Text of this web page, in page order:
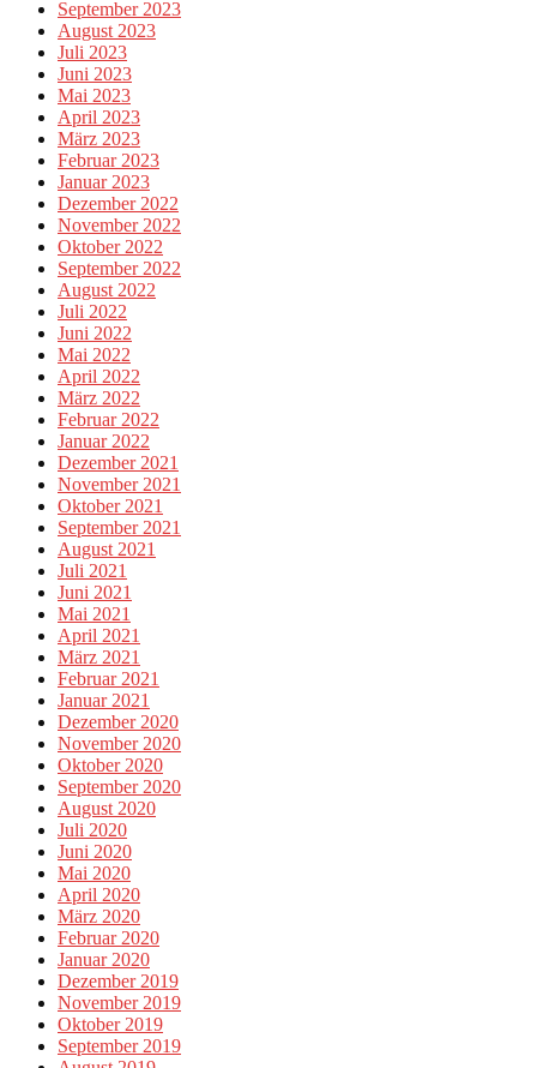
September 2023
August 2023
Juli 2023
Juni 2023
Mai 2023
April 2023
März 2023
Februar 2023
Januar 2023
Dezember 2022
November 2022
Oktober 2022
September 2022
August 2022
Juli 2022
Juni 2022
Mai 2022
April 2022
März 2022
Februar 2022
Januar 2022
Dezember 2021
November 2021
Oktober 2021
September 2021
August 2021
Juli 2021
Juni 2021
Mai 2021
April 2021
März 2021
Februar 2021
Januar 2021
Dezember 2020
November 2020
Oktober 2020
September 2020
August 2020
Juli 2020
Juni 2020
Mai 2020
April 2020
März 2020
Februar 2020
Januar 2020
Dezember 2019
November 2019
Oktober 2019
September 2019